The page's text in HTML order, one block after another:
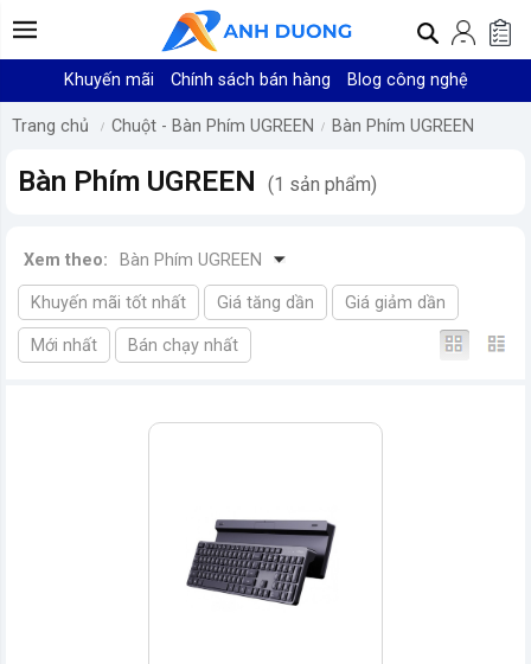
Khuyến mãi Chính sách bán hàng Blog công nghệ
Trang chủ Chuột - Bàn Phím UGREEN Bàn Phím UGREEN
Bàn Phím UGREEN (1 sản phẩm)
Xem theo: Bàn Phím UGREEN
Khuyến mãi tốt nhất Giá tăng dần Giá giảm dần
Mới nhất Bán chạy nhất